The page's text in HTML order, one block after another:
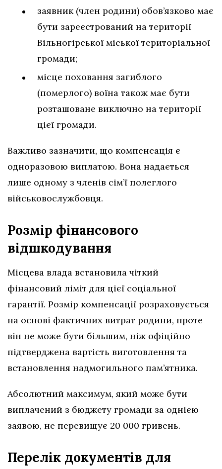
заявник (член родини) обов’язково має
бути зареєстрований на території
Вільногірської міської територіальної
громади;
місце поховання загиблого
(померлого) воїна також має бути
розташоване виключно на території
цієї громади.
Важливо зазначити, що компенсація є
одноразовою виплатою. Вона надається
лише одному з членів сім’ї полеглого
військовослужбовця.
Розмір фінансового
відшкодування
Місцева влада встановила чіткий
фінансовий ліміт для цієї соціальної
гарантії. Розмір компенсації розраховується
на основі фактичних витрат родини, проте
він не може бути більшим, ніж офіційно
підтверджена вартість виготовлення та
встановлення надмогильного пам’ятника.
Абсолютний максимум, який може бути
виплачений з бюджету громади за однією
заявою, не перевищує 20 000 гривень.
Перелік документів для